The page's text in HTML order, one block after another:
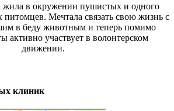
жила в окружении пушистых и одного
Мечтала связать свою жизнь с
в беду животным и теперь помимо
активно участвует в волонтерском
движении.
клиник